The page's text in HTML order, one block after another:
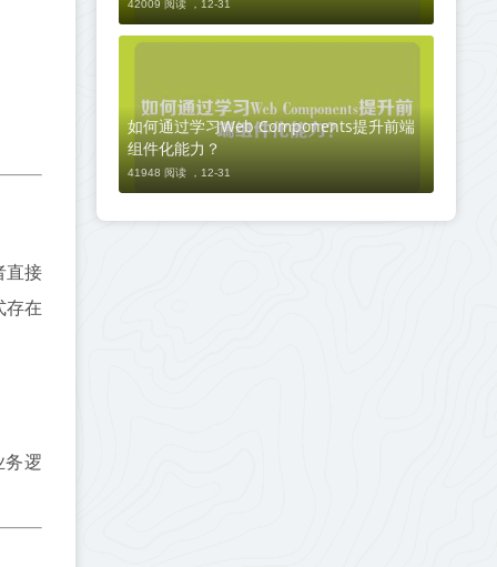
直接
存在
务逻
42009 阅读 ， 12-31
如何通过学习Web Components提升前端
组件化能力？
41948 阅读 ， 12-31